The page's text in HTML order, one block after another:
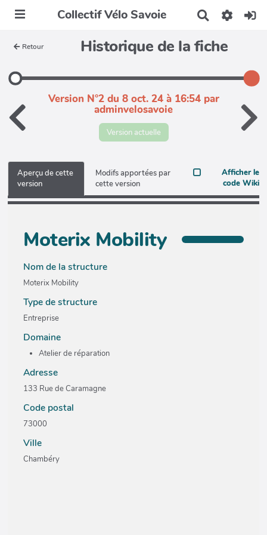
Collectif Vélo Savoie
h
c
e
Retour Historique de la fiche
Version N°2 du 8 oct. 24 à 16:54 par
adminvelosavoie
Version actuelle
Aperçu de cette
version
Modifs apportées par
cette version
Afficher le
code Wiki
Moterix Mobility
Nom de la structure
Moterix Mobility
Type de structure
Entreprise
Domaine
Atelier de réparation
Adresse
133 Rue de Caramagne
Code postal
73000
Ville
Chambéry